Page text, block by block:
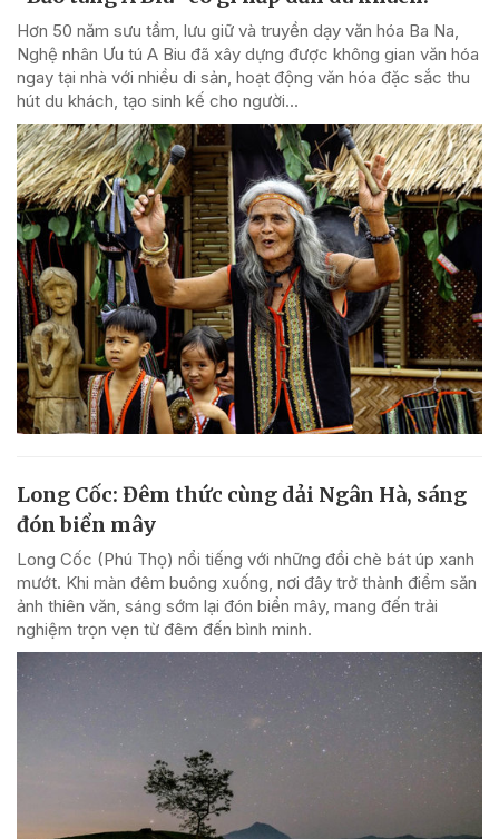
Hơn 50 năm sưu tầm, lưu giữ và truyền dạy văn hóa Ba Na,
Nghệ nhân Ưu tú A Biu đã xây dựng được không gian văn hóa
ngay tại nhà với nhiều di sản, hoạt động văn hóa đặc sắc thu
hút du khách, tạo sinh kế cho người...
Long Cốc: Đêm thức cùng dải Ngân Hà, sáng
đón biển mây
Long Cốc (Phú Thọ) nổi tiếng với những đồi chè bát úp xanh
mướt. Khi màn đêm buông xuống, nơi đây trở thành điểm săn
ảnh thiên văn, sáng sớm lại đón biển mây, mang đến trải
nghiệm trọn vẹn từ đêm đến bình minh.